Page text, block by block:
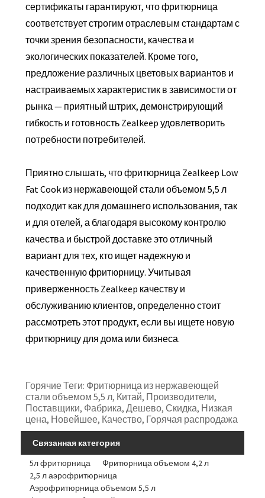
сертификаты гарантируют, что фритюрница
соответствует строгим отраслевым стандартам с
точки зрения безопасности, качества и
экологических показателей. Кроме того,
предложение различных цветовых вариантов и
настраиваемых характеристик в зависимости от
рынка — приятный штрих, демонстрирующий
гибкость и готовность Zealkeep удовлетворить
потребности потребителей.
Приятно слышать, что фритюрница Zealkeep Low
Fat Cook из нержавеющей стали объемом 5,5 л
подходит как для домашнего использования, так
и для отелей, а благодаря высокому контролю
качества и быстрой доставке это отличный
вариант для тех, кто ищет надежную и
качественную фритюрницу. Учитывая
приверженность Zealkeep качеству и
обслуживанию клиентов, определенно стоит
рассмотреть этот продукт, если вы ищете новую
фритюрницу для дома или бизнеса.
Горячие Теги: Фритюрница из нержавеющей
стали объемом 5,5 л, Китай, Производители,
Поставщики, Фабрика, Дешево, Скидка, Низкая
цена, Новейшее, Качество, Горячая распродажа
Связанная категория
5л фритюрница
Фритюрница объемом 4,2 л
2,5 л аэрофритюрница
Аэрофритюрница объемом 5,5 л